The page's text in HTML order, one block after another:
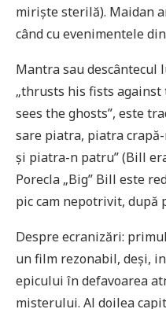
miriște sterilă). Maidan
când cu evenimentele
Mantra sau descântecul
„thrusts his fists
sees the ghosts”, este
sare piatra, piatra
și piatra-n patru” (Bill
Porecla „Big” Bill este
pic cam nepotrivit, după
Despre ecranizări:
un film rezonabil, deși,
epicului în defavoarea
misterului. Al doilea